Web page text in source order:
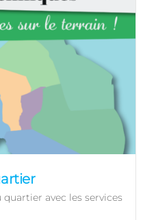
avec les services